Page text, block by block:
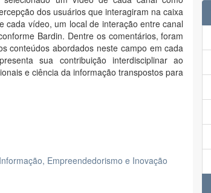
dos usuários que interagiram na caixa
cada vídeo, um local de interação entre canal
Bardin. Dentre os comentários, foram
conteúdos abordados neste campo em cada
sua contribuição interdisciplinar ao
e ciência da informação transpostos para
Empreendedorismo e Inovação